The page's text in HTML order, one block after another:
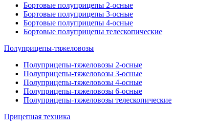
Бортовые полуприцепы 2-осные
Бортовые полуприцепы 3-осные
Бортовые полуприцепы 4-осные
Бортовые полуприцепы телескопические
Полуприцепы-тяжеловозы
Полуприцепы-тяжеловозы 2-осные
Полуприцепы-тяжеловозы 3-осные
Полуприцепы-тяжеловозы 4-осные
Полуприцепы-тяжеловозы 6-осные
Полуприцепы-тяжеловозы телескопические
Прицепная техника